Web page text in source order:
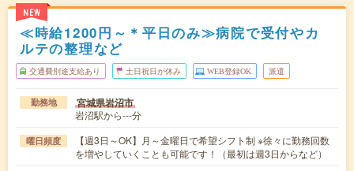
NEW
≪時給1200円～＊平日のみ≫病院で受付やカ
ルテの整理など
交通費別途支給あり 土日祝日が休み WEB登録OK 派遣
勤務地 宮城県岩沼市
岩沼駅から---分
曜日頻度
【週3日～OK】月～金曜日で希望シフト制 ※徐々に勤務回数
を増やしていくことも可能です！（最初は週3日からなど）